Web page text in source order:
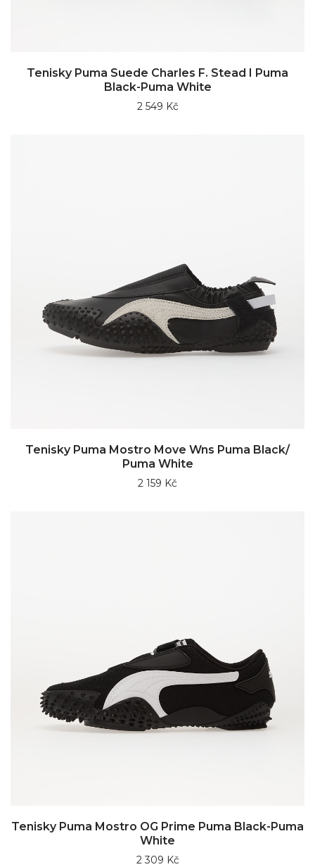
Tenisky Puma Suede Charles F. Stead I Puma
Black-Puma White
2 549 Kč
Tenisky Puma Mostro Move Wns Puma Black/
Puma White
2 159 Kč
Tenisky Puma Mostro OG Prime Puma Black-Puma
White
2 309 Kč